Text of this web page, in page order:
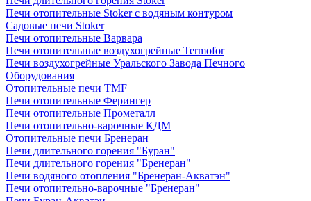
Печи отопительные Stoker с водяным контуром
Садовые печи Stoker
Печи отопительные Варвара
Печи отопительные воздухогрейные Termofor
Печи воздухогрейные Уральского Завода Печного
Оборудования
Отопительные печи TMF
Печи отопительные Ферингер
Печи отопительные Прометалл
Печи отопительно-варочные КДМ
Отопительные печи Бренеран
Печи длительного горения "Буран"
Печи длительного горения "Бренеран"
Печи водяного отопления "Бренеран-Акватэн"
Печи отопительно-варочные "Бренеран"